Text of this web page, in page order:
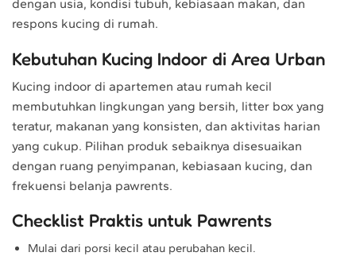
dengan usia, kondisi tubuh, kebiasaan makan, dan
respons kucing di rumah.
Kebutuhan Kucing Indoor di Area Urban
Kucing indoor di apartemen atau rumah kecil
membutuhkan lingkungan yang bersih, litter box yang
teratur, makanan yang konsisten, dan aktivitas harian
yang cukup. Pilihan produk sebaiknya disesuaikan
dengan ruang penyimpanan, kebiasaan kucing, dan
frekuensi belanja pawrents.
Checklist Praktis untuk Pawrents
Mulai dari porsi kecil atau perubahan kecil.